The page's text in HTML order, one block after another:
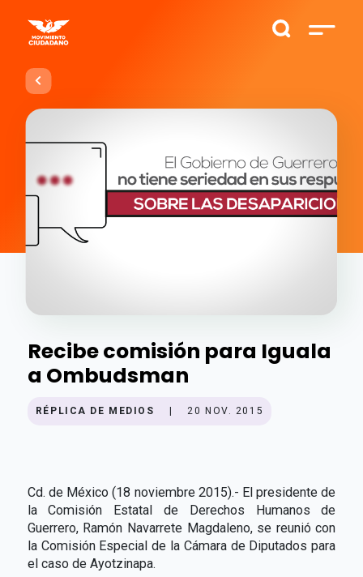
Recibe comisión para Iguala
a Ombudsman
RÉPLICA DE MEDIOS 20 NOV. 2015
Cd. de México (18 noviembre 2015).- El presidente de
la Comisión Estatal de Derechos Humanos de
Guerrero, Ramón Navarrete Magdaleno, se reunió con
la Comisión Especial de la Cámara de Diputados para
el caso de Ayotzinapa.